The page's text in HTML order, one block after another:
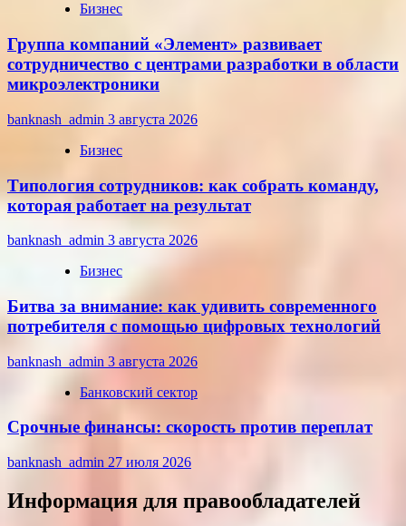
Бизнес
Группа компаний «Элемент» развивает
сотрудничество с центрами разработки в области
микроэлектроники
banknash_admin 3 августа 2026
Бизнес
Типология сотрудников: как собрать команду,
которая работает на результат
banknash_admin 3 августа 2026
Бизнес
Битва за внимание: как удивить современного
потребителя с помощью цифровых технологий
banknash_admin 3 августа 2026
Банковский сектор
Срочные финансы: скорость против переплат
banknash_admin 27 июля 2026
Информация для правообладателей